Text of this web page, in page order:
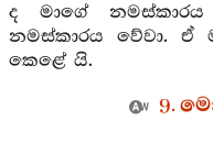
ද මාගේ
නමස්කාරය වේවා. ඒ
කෙළේ යි.
9.